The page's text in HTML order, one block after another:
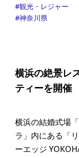
観光・レジャー
神奈川県
横浜の絶景レ
ティーを開催
横浜の結婚式場
ラ」内にある「
ーエッジ